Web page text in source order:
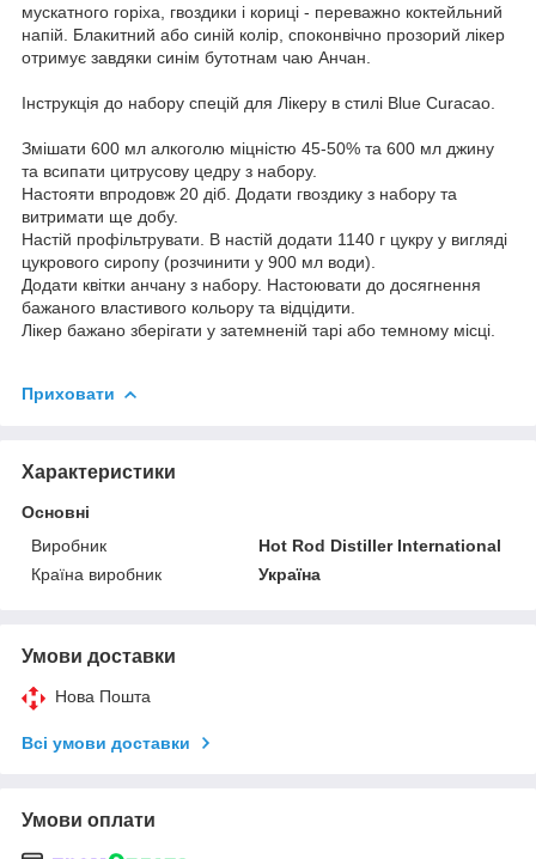
мускатного горіха, гвоздики і кориці - переважно коктейльний
напій. Блакитний або синій колір, споконвічно прозорий лікер
отримує завдяки синім бутотнам чаю Анчан.
Інструкція до набору спецій для Лікеру в стилі Blue Curacao.
Змішати 600 мл алкоголю міцністю 45-50% та 600 мл джину
та всипати цитрусову цедру з набору.
Настояти впродовж 20 діб. Додати гвоздику з набору та
витримати ще добу.
Настій профільтрувати. В настій додати 1140 г цукру у вигляді
цукрового сиропу (розчинити у 900 мл води).
Додати квітки анчану з набору. Настоювати до досягнення
бажаного властивого кольору та відцідити.
Лікер бажано зберігати у затемненій тарі або темному місці.
Приховати
Характеристики
Основні
Виробник
Hot Rod Distiller International
Країна виробник
Україна
Умови доставки
Нова Пошта
Всі умови доставки
Умови оплати